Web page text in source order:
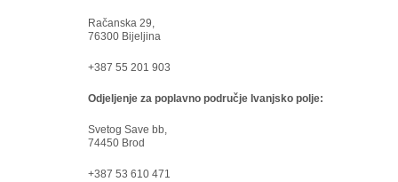
Račanska 29,
76300 Bijeljina
+387 55 201 903
Odjeljenje za poplavno područje Ivanjsko polje:
Svetog Save bb,
74450 Brod
+387 53 610 471